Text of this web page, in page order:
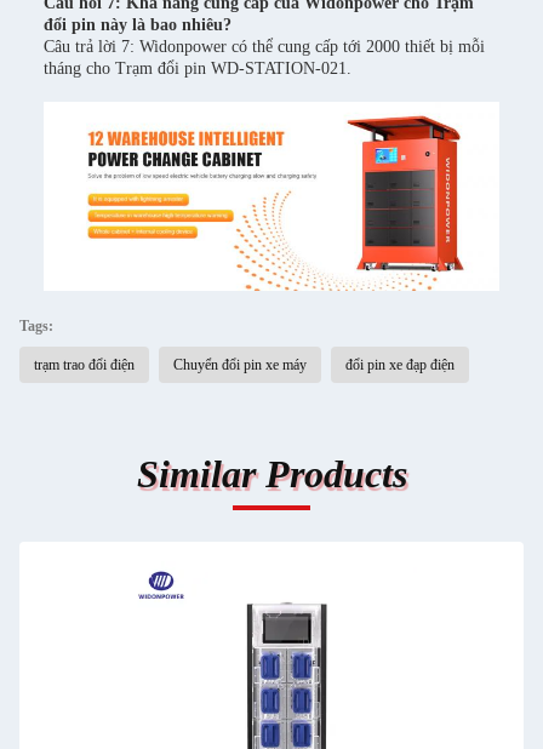
đổi pin này là bao nhiêu?
Câu trả lời 7: Widonpower có thể cung cấp tới 2000 thiết bị mỗi
tháng cho Trạm đổi pin WD-STATION-021.
Tags:
trạm trao đổi điện Chuyển đổi pin xe máy đổi pin xe đạp điện
Similar Products